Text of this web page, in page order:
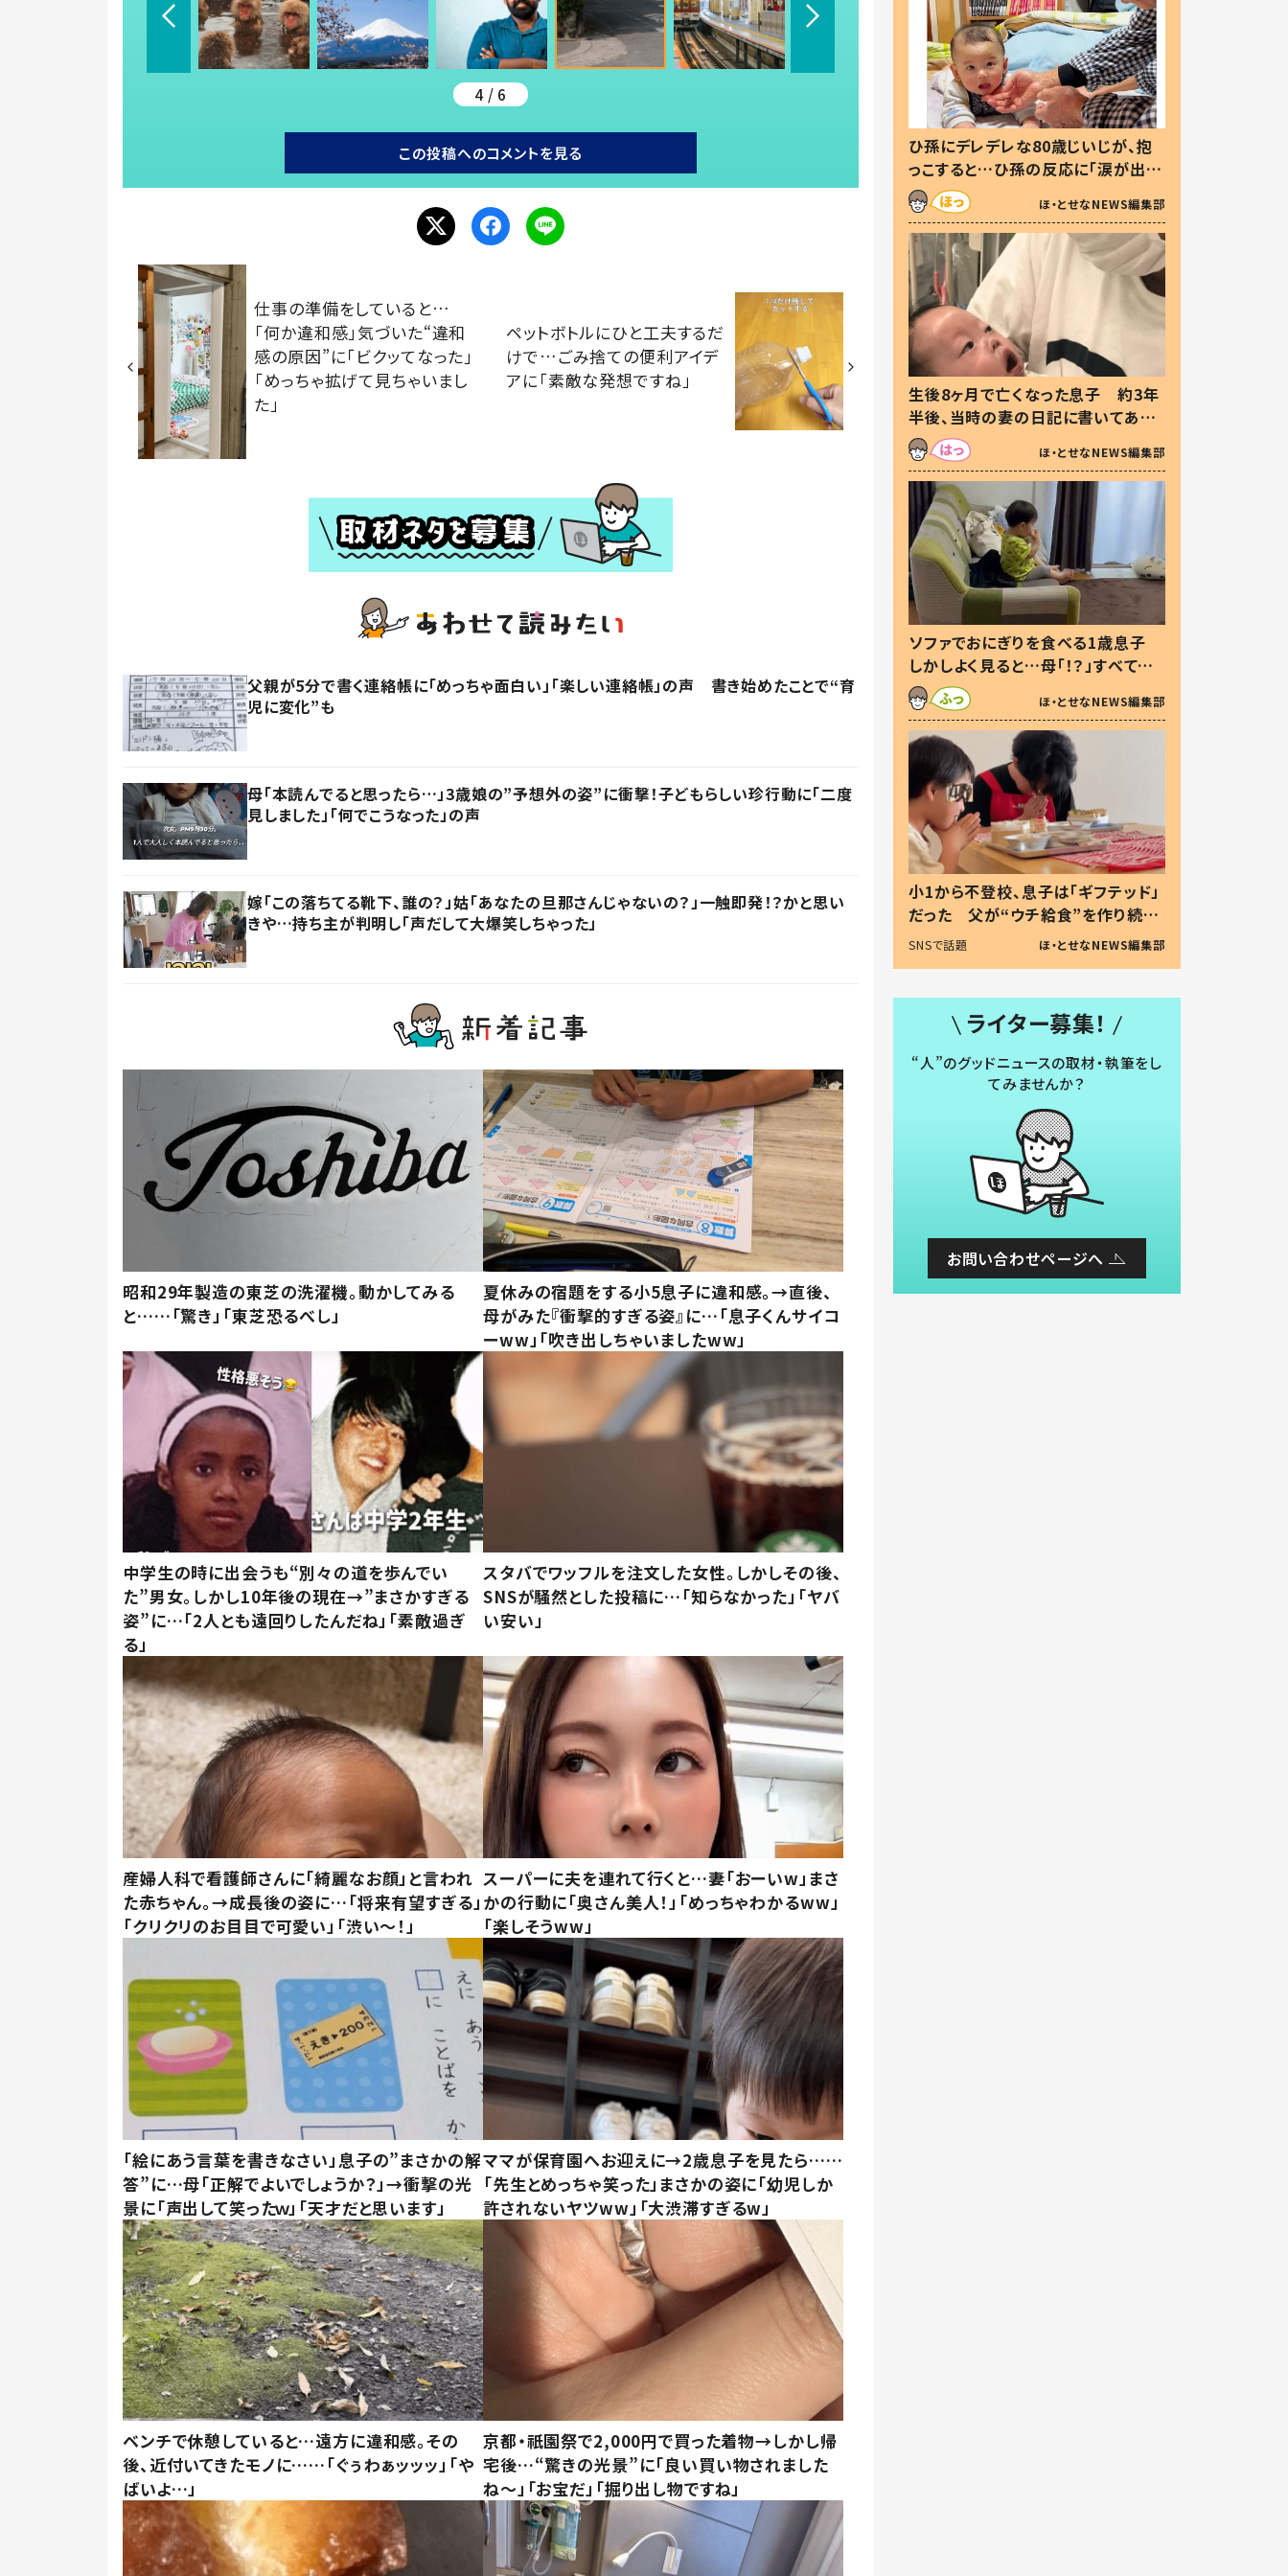
4 / 6
この投稿へのコメントを見る
仕事の準備をしていると…
「何か違和感」気づいた“違和
感の原因”に「ビクッてなった」
「めっちゃ拡げて見ちゃいまし
た」
ペットボトルにひと工夫するだ
けで…ごみ捨ての便利アイデ
アに「素敵な発想ですね」
父親が5分で書く連絡帳に「めっちゃ面白い」「楽しい連絡帳」の声 書き始めたことで“育
児に変化”も
母「本読んでると思ったら…」3歳娘の”予想外の姿”に衝撃！子どもらしい珍行動に「二度
見しました」「何でこうなった」の声
嫁「この落ちてる靴下、誰の？」姑「あなたの旦那さんじゃないの？」一触即発！？かと思い
きや…持ち主が判明し「声だして大爆笑しちゃった」
昭和29年製造の東芝の洗濯機。動かしてみる
と……「驚き」「東芝恐るべし」
夏休みの宿題をする小5息子に違和感。→直後、
母がみた『衝撃的すぎる姿』に…「息子くんサイコ
ーww」「吹き出しちゃいましたww」
中学生の時に出会うも“別々の道を歩んでい
た”男女。しかし10年後の現在→”まさかすぎる
姿”に…「2人とも遠回りしたんだね」「素敵過ぎ
る」
スタバでワッフルを注文した女性。しかしその後、
SNSが騒然とした投稿に…「知らなかった」「ヤバ
い安い」
産婦人科で看護師さんに「綺麗なお顔」と言われ
た赤ちゃん。→成長後の姿に…「将来有望すぎる」
「クリクリのお目目で可愛い」「渋い～！」
スーパーに夫を連れて行くと…妻「おーいw」まさ
かの行動に「奥さん美人！」「めっちゃわかるww」
「楽しそうww」
「絵にあう言葉を書きなさい」息子の”まさかの解
答”に…母「正解でよいでしょうか？」→衝撃の光
景に「声出して笑ったｗ」「天才だと思います」
ママが保育園へお迎えに→2歳息子を見たら……
「先生とめっちゃ笑った」まさかの姿に「幼児しか
許されないヤツww」「大渋滞すぎるw」
ベンチで休憩していると…遠方に違和感。その
後、近付いてきたモノに……「ぐぅわぁッッッ」「や
ばいよ…」
京都・祇園祭で2,000円で買った着物→しかし帰
宅後…“驚きの光景”に「良い買い物されました
ね～」「お宝だ」「掘り出し物ですね」
ひ孫にデレデレな80歳じいじが、抱
っこすると…ひ孫の反応に「涙が出ま
した」「可愛くて仕方ない」
ほ・とせなNEWS編集部
生後8ヶ月で亡くなった息子 約3年
半後、当時の妻の日記に書いてあっ
た本音とは
ほ・とせなNEWS編集部
ソファでおにぎりを食べる1歳息子
しかしよく見ると…母「！？」すべてを
察した母の投稿に「可愛いから許
す！」「現行犯〜」
ほ・とせなNEWS編集部
小1から不登校、息子は「ギフテッド」
だった 父が“ウチ給食”を作り続け
る理由とは #令和の親 #令和の子
SNSで話題 ほ・とせなNEWS編集部
ライター募集！
“人”のグッドニュースの取材・執筆をし
てみませんか？
お問い合わせページへ